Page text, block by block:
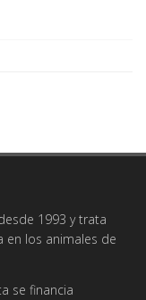
1993 y trata
en los animales de
se financia